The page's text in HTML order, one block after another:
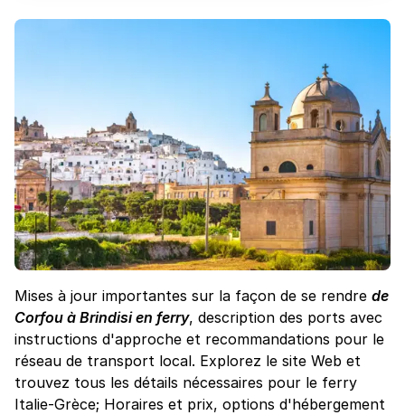
Mises à jour importantes sur la façon de se rendre de
Corfou à Brindisi en ferry, description des ports avec
instructions d'approche et recommandations pour le
réseau de transport local. Explorez le site Web et
trouvez tous les détails nécessaires pour le ferry
Italie-Grèce; Horaires et prix, options d'hébergement